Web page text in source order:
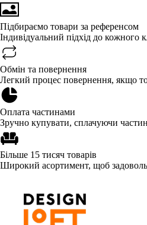
Підбираємо товари за референсом
Індивідуальний підхід до кожного
Обмін та повернення
Оплата частинами
Зручно купувати, сплачуючи
Більше 15 тисяч товарів
Широкий асортимент, щоб